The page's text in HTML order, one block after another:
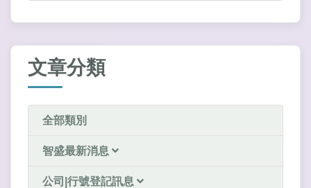
文章分類
全部類別
智盛最新消息
公司|行號登記訊息